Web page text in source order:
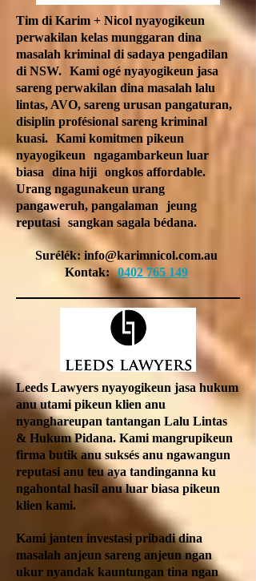
Tim di Karim + Nicol nyayogikeun
perwakilan kelas munggaran dina
masalah kriminal di sadaya pengadilan
di NSW. Kami ogé nyayogikeun jasa
sareng perwakilan dina masalah lalu
lintas, AVO, sareng urusan pangaturan,
disiplin profésional sareng kriminal
kuasi. Kami komitmen pikeun
nyayogikeun
ngagambarkeun luar
biasa
dina hiji ongkos affordable.
Urang ngagunakeun urang
pangaweruh, pangalaman
jeung
reputasi sangkan sagala bédana.
Surélék: info@karimnicol.com.au
Kontak: 0402 765 149
Leeds Lawyers nyayogikeun jasa hukum
anu utami pikeun klien anu
nyanghareupan tantangan Lalu Lintas
& Hukum Pidana. Kami mangrupikeun
firma butik anu suksés anu ngawangun
reputasi anu teu aya tandinganna ku
ngahontal hasil anu luar biasa pikeun
klien kami.
Kami janten investasi pribadi dina
masalah anjeun sareng anjeun ngan
ukur nyandak kauntungan tina ngan